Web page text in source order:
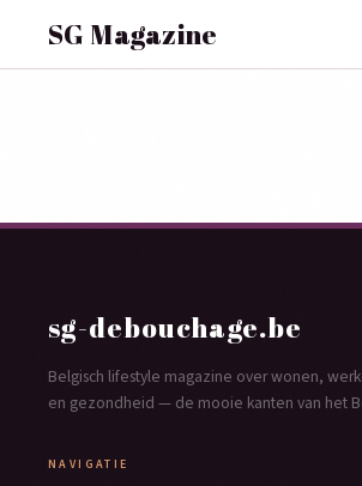
SG Magazine
sg-debouchage.be
Belgisch lifestyle magazine over wonen,
en gezondheid — de mooie kanten van het
NAVIGATIE